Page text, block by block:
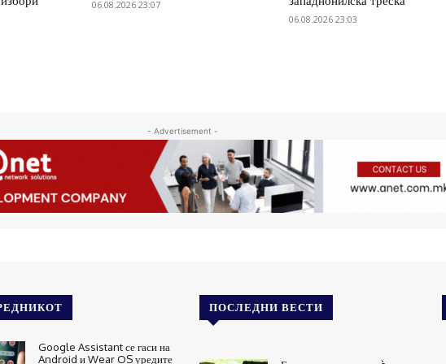
06.08.2026 23:07
06.08.2026 23:03
- Advertisement -
Google Assistant се гаси на
Android и Wear OS уредите
ПОСЛЕДНИ ВЕСТИ